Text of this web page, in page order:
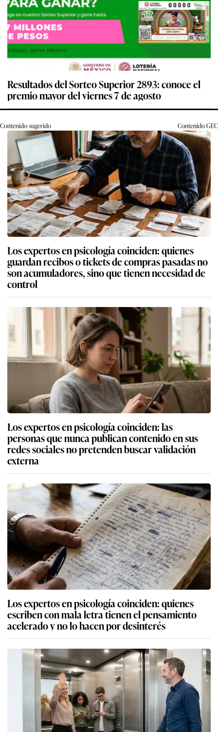
Resultados del Sorteo Superior 2893: conoce el
premio mayor del viernes 7 de agosto
Contenido sugerido ContenidoGEC
Los expertos en psicología coinciden: quienes
guardan recibos o tickets de compras pasadas no
son acumuladores, sino que tienen necesidad de
control
Los expertos en psicología coinciden: las
personas que nunca publican contenido en sus
redes sociales no pretenden buscar validación
externa
Los expertos en psicología coinciden: quienes
escriben con mala letra tienen el pensamiento
acelerado y no lo hacen por desinterés